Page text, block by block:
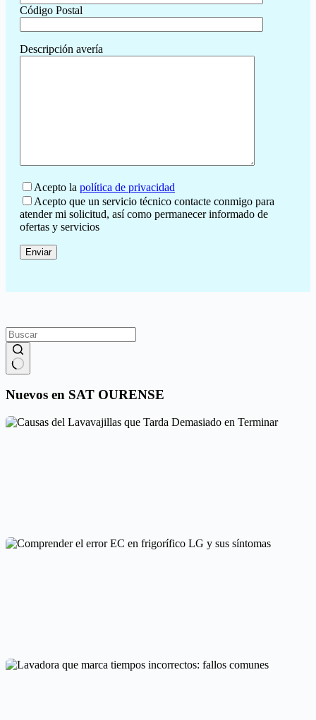
Código Postal
Descripción avería
Acepto la política de privacidad
Acepto que un servicio técnico contacte conmigo para
atender mi solicitud, así como permanecer informado de
ofertas y servicios
resultados
Nuevos en SAT OURENSE
Causas del Lavavajillas que Tarda Demasiado en Terminar
Comprender el error EC en frigorífico LG y sus síntomas